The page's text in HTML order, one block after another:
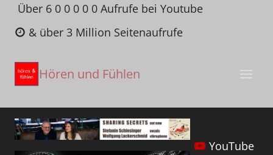
Zum
Inhalt
springen
Über 6 0 0 0 0 0 Aufrufe bei Youtube
& über 3 Million Seitenaufrufe
Hören und Fühlen
YouTube